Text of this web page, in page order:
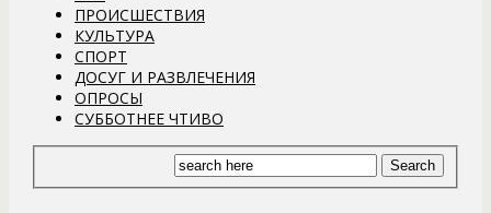
ПРОИСШЕСТВИЯ
КУЛЬТУРА
СПОРТ
ДОСУГ И РАЗВЛЕЧЕНИЯ
ОПРОСЫ
СУББОТНЕЕ ЧТИВО